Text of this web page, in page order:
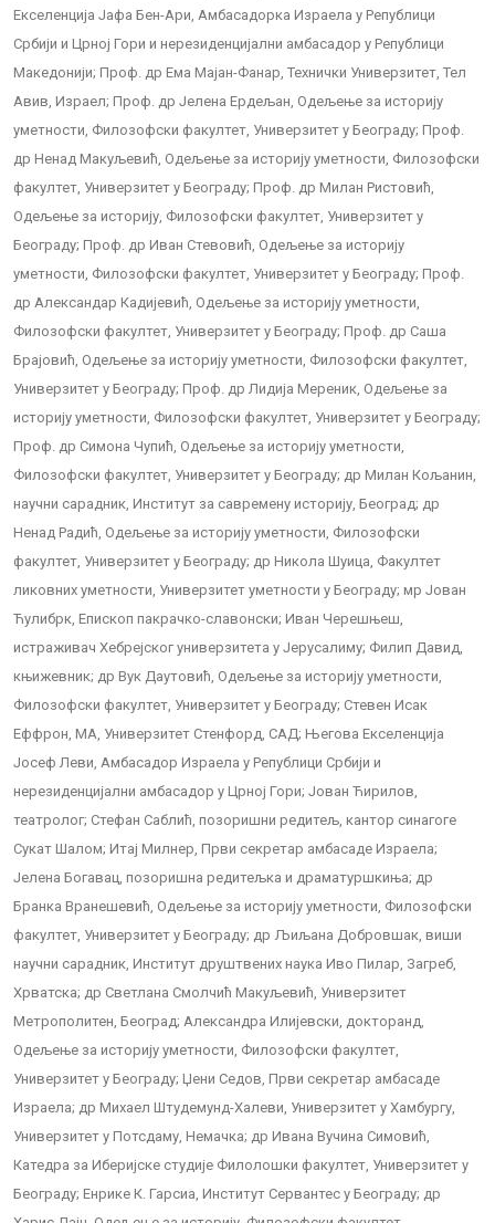
Екселенција Јафа Бен-Ари, Амбасадорка Израела у Републици
Србији и Црној Гори и нерезиденцијални амбасадор у Републици
Македонији; Проф. др Ема Мајан-Фанар, Технички Универзитет, Тел
Авив, Израел; Проф. др Јелена Ердељан, Одељење за историју
уметности, Филозофски факултет, Универзитет у Београду; Проф.
др Ненад Макуљевић, Одељење за историју уметности, Филозофски
факултет, Универзитет у Београду; Проф. др Милан Ристовић,
Одељење за историју, Филозофски факултет, Универзитет у
Београду; Проф. др Иван Стевовић, Одељење за историју
уметности, Филозофски факултет, Универзитет у Београду; Проф.
др Александар Кадијевић, Одељење за историју уметности,
Филозофски факултет, Универзитет у Београду; Проф. др Саша
Брајовић, Одељење за историју уметности, Филозофски факултет,
Универзитет у Београду; Проф. др Лидија Мереник, Одељење за
историју уметности, Филозофски факултет, Универзитет у Београду;
Проф. др Симона Чупић, Одељење за историју уметности,
Филозофски факултет, Универзитет у Београду; др Милан Кољанин,
научни сарадник, Институт за савремену историју, Београд; др
Ненад Радић, Одељење за историју уметности, Филозофски
факултет, Универзитет у Београду; др Никола Шуица, Факултет
ликовних уметности, Универзитет уметности у Београду; мр Јован
Ћулибрк, Епископ пакрачко-славонски; Иван Черешњеш,
истраживач Хебрејског универзитета у Јерусалиму; Филип Давид,
књижевник; др Вук Даутовић, Одељење за историју уметности,
Филозофски факултет, Универзитет у Београду; Стевен Исак
Еффрон, МА, Универзитет Стенфорд, САД; Његова Екселенција
Јосеф Леви, Амбасадор Израела у Републици Србији и
нерезиденцијални амбасадор у Црној Гори; Јован Ћирилов,
театролог; Стефан Саблић, позоришни редитељ, кантор синагоге
Сукат Шалом; Итај Милнер, Први секретар амбасаде Израела;
Јелена Богавац, позоришна редитељка и драматуршкиња; др
Бранка Вранешевић, Одељење за историју уметности, Филозофски
факултет, Универзитет у Београду; др Љиљана Добровшак, виши
научни сарадник, Институт друштвених наука Иво Пилар, Загреб,
Хрватска; др Светлана Смолчић Макуљевић, Универзитет
Метрополитен, Београд; Александра Илијевски, докторанд,
Одељење за историју уметности, Филозофски факултет,
Универзитет у Београду; Џени Седов, Први секретар амбасаде
Израела; др Михаел Штудемунд-Халеви, Универзитет у Хамбургу,
Универзитет у Потсдаму, Немачка; др Ивана Вучина Симовић,
Катедра за Иберијске студије Филолошки факултет, Универзитет у
Београду; Енрике К. Гарсиа, Институт Сервантес у Београду; др